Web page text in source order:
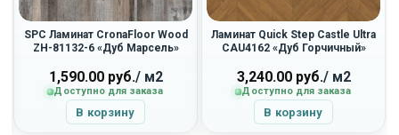
SPC Ламинат CronaFloor Wood
ZH-81132-6 «Дуб Марсель»
1,590.00руб./ м2
Доступно для заказа
В корзину
Ламинат Quick Step Castle Ultra
CAU4162 «Дуб Горчичный»
3,240.00руб./ м2
Доступно для заказа
В корзину